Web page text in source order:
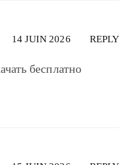
REPLY
14 JUIN 2026
бесплатно